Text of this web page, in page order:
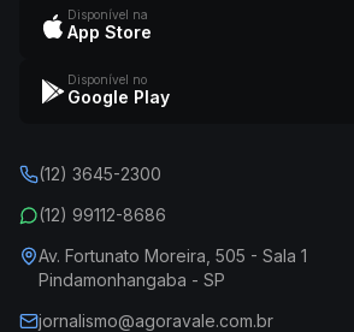
Disponível na
App Store
Disponível no
Google Play
(12) 3645-2300
(12) 99112-8686
Av. Fortunato Moreira, 505 - Sala 1
Pindamonhangaba - SP
jornalismo@agoravale.com.br